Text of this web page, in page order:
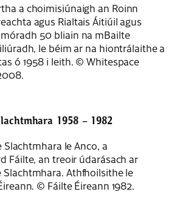
a choimisiúnaigh an Roinn
agus Rialtais Áitiúil agus
50 bliain na mBailte
le béim ar na hiontrálaithe a
ó 1958 i leith. © Whitespace
1958 – 1982
Slachtmhara le Anco, a
Fáilte, an treoir údarásach ar
Athfhoilsithe le
© Fáilte Éireann 1982.